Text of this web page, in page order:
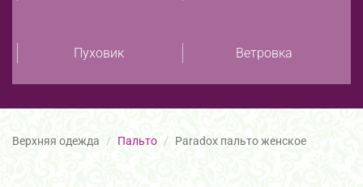
Пуховик Ветровка
Верхняя одежда Пальто Paradox пальто женское